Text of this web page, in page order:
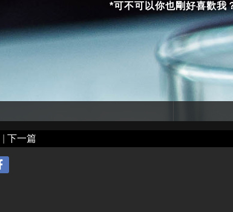
*可不可以你也剛好喜歡我
下一篇